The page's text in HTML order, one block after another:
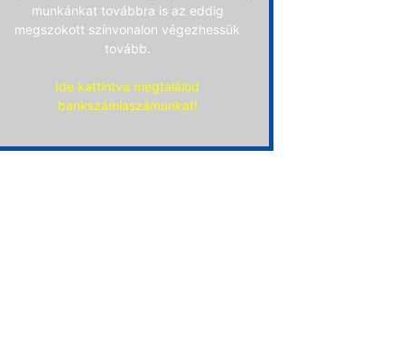
munkánkat továbbra is az eddig
megszokott színvonalon végezhessük
tovább.
Ide kattintva megtalálod
bankszámlaszámunkat!